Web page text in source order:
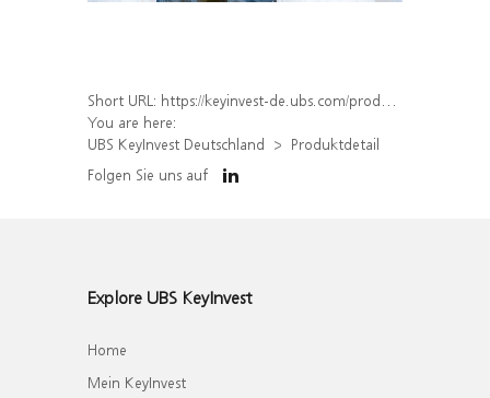
Short URL: https://keyinvest-de.ubs.com/produkt/detail/index/isin/DE000WA56EJ4
You are here:
UBS KeyInvest Deutschland
Produktdetail
Folgen Sie uns auf
Explore UBS KeyInvest
Home
Mein KeyInvest